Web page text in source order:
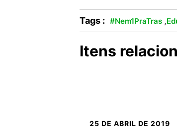
Tags : #Nem1PraTras ,
Itens
25 DE ABRIL DE 2019